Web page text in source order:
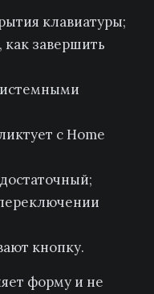
клавиатуры;
как завершить
с Home
кнопку.
форму и не